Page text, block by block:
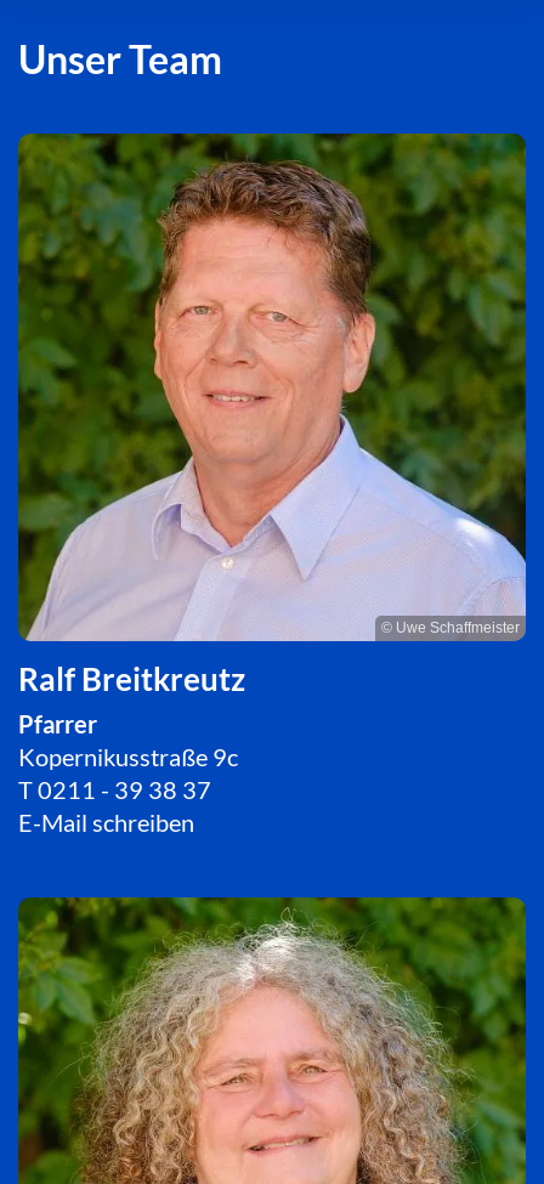
Unser Team
© Uwe Schaffmeister
Ralf Breitkreutz
Pfarrer
Kopernikusstraße 9c
T0211 - 39 38 37
E-Mail schreiben